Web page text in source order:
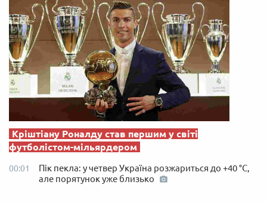
Кріштіану Роналду став першим у світі
футболістом-мільярдером
00:01
Пік пекла: у четвер Україна розжариться до +40 °C,
але порятунок уже близько